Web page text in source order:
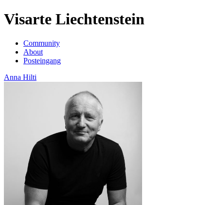
Visarte Liechtenstein
Community
About
Posteingang
Anna Hilti